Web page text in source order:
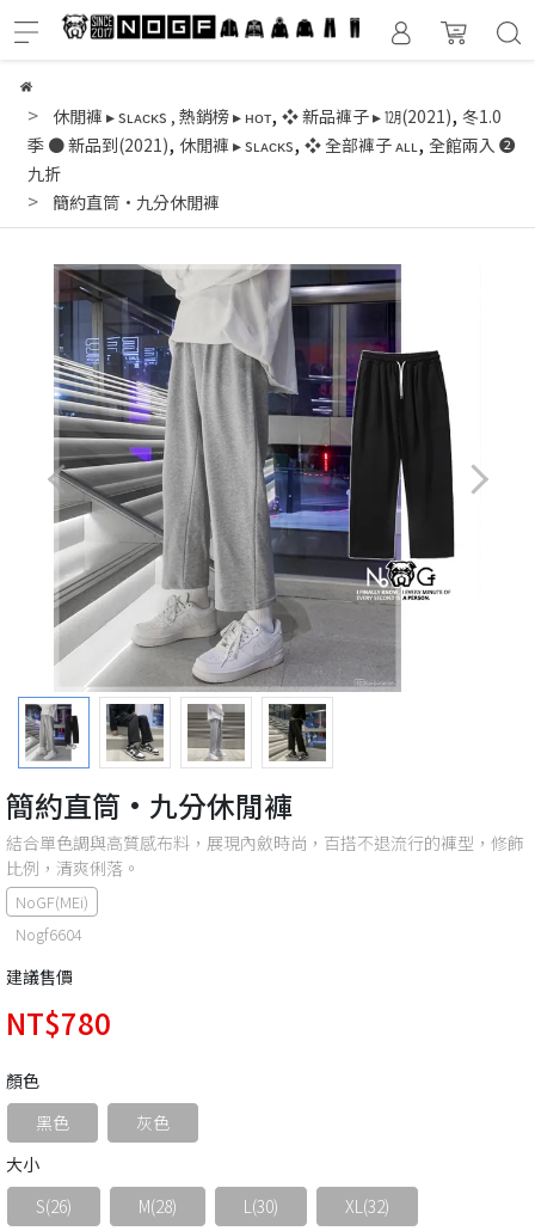
休閒褲 ▸ sʟᴀᴄᴋs , 熱銷榜 ▸ ʜᴏᴛ, ❖ 新品褲子 ▸ ㋋(2021), 冬1.0
季 ● 新品到(2021), 休閒褲 ▸ sʟᴀᴄᴋs, ❖ 全部褲子 ᴀʟʟ, 全館兩入 ❷
九折
簡約直筒·九分休閒褲
簡約直筒·九分休閒褲
結合單色調與高質感布料，展現內斂時尚，百搭不退流行的褲型，修飾
比例，清爽俐落。
NoGF(MEi)
Nogf6604
建議售價
NT$780
顏色
黑色
灰色
大小
S(26)
M(28) L(30)
XL(32)